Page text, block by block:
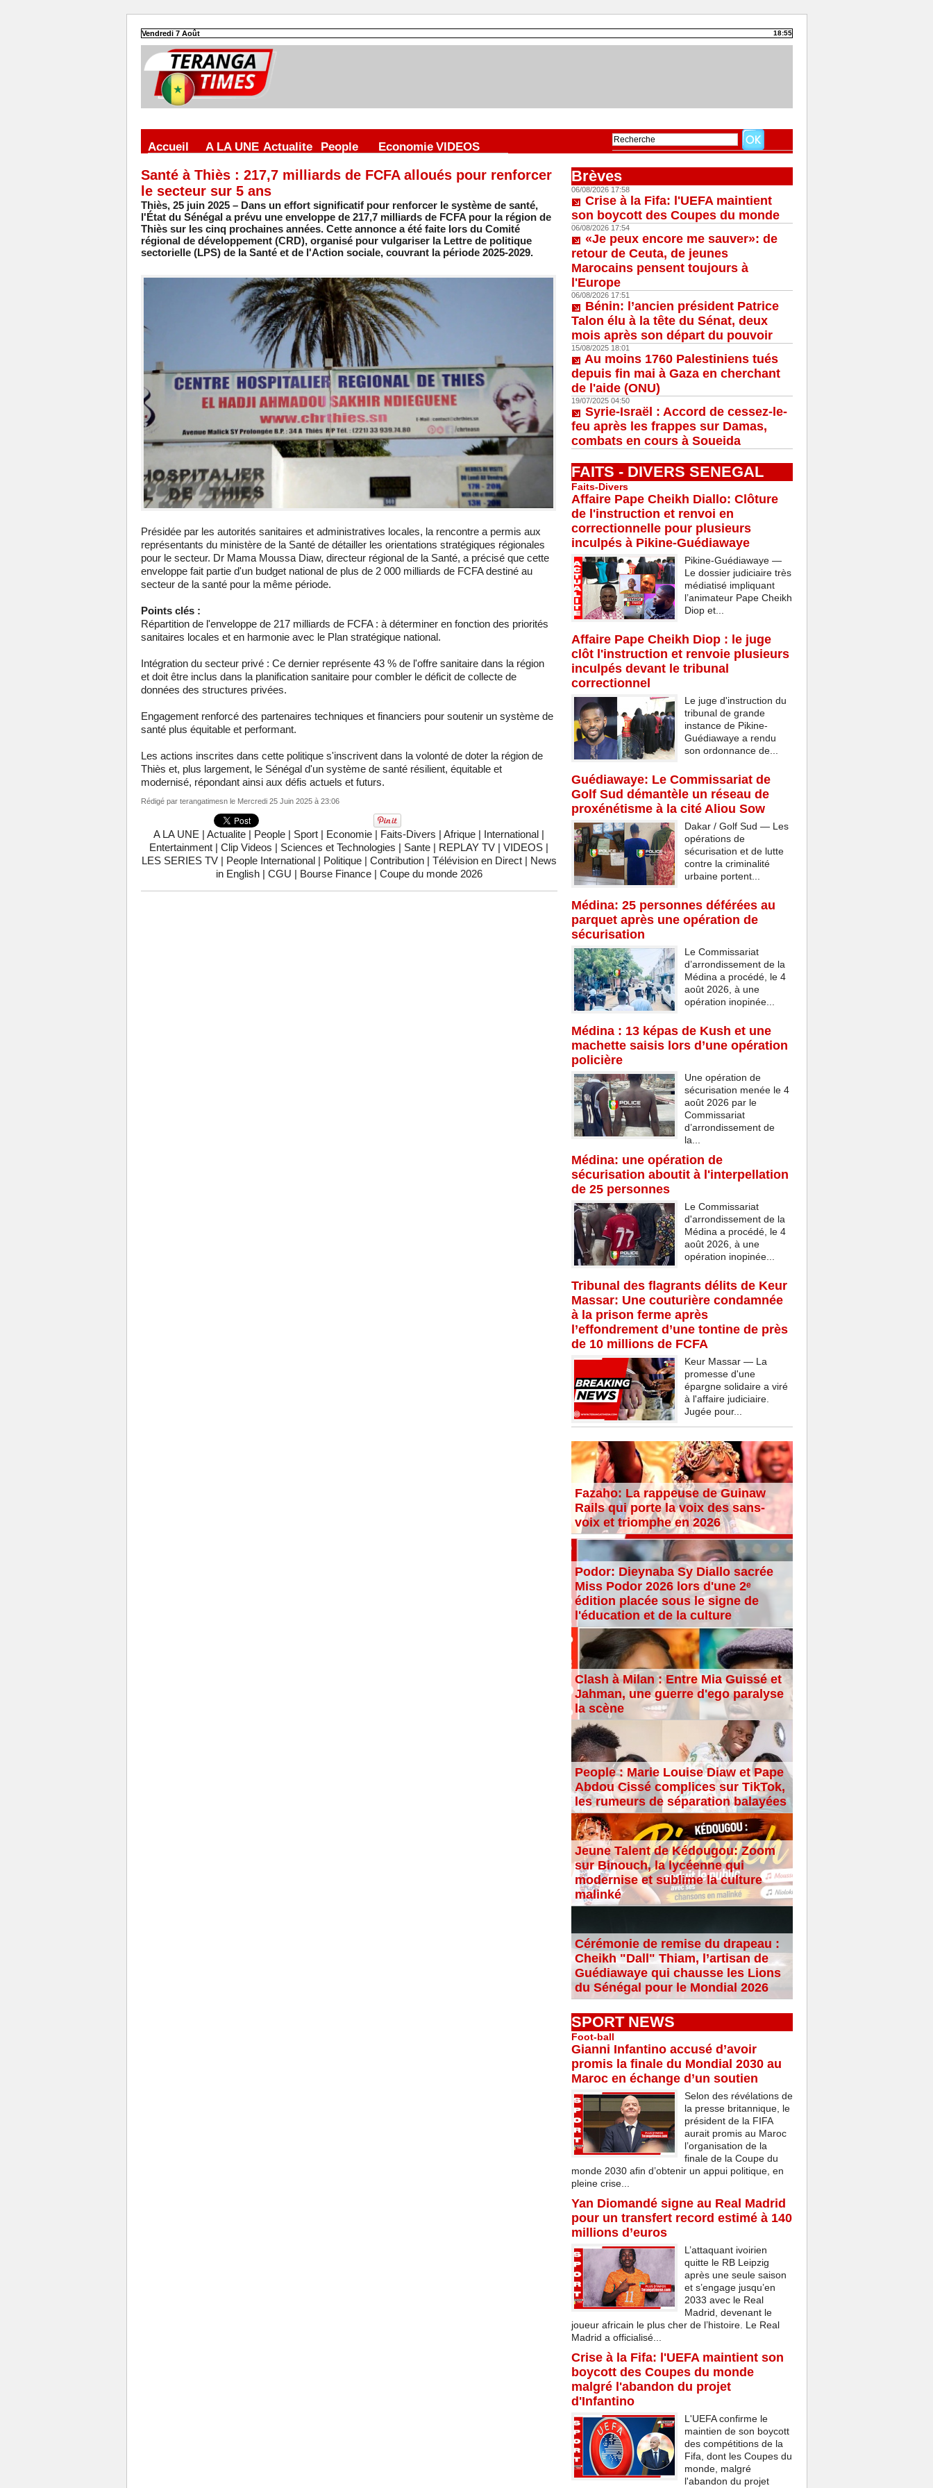
Vendredi 7 Août 18:55
Accueil A LA UNE Actualite People Economie VIDEOS
Santé à Thiès : 217,7 milliards de FCFA alloués pour renforcer
le secteur sur 5 ans
Thiès, 25 juin 2025 – Dans un effort significatif pour renforcer le système de santé,
l'État du Sénégal a prévu une enveloppe de 217,7 milliards de FCFA pour la région de
Thiès sur les cinq prochaines années. Cette annonce a été faite lors du Comité
régional de développement (CRD), organisé pour vulgariser la Lettre de politique
sectorielle (LPS) de la Santé et de l'Action sociale, couvrant la période 2025-2029.
Présidée par les autorités sanitaires et administratives locales, la rencontre a permis aux
représentants du ministère de la Santé de détailler les orientations stratégiques régionales
pour le secteur. Dr Mama Moussa Diaw, directeur régional de la Santé, a précisé que cette
enveloppe fait partie d'un budget national de plus de 2 000 milliards de FCFA destiné au
secteur de la santé pour la même période.
Points clés :
Répartition de l'enveloppe de 217 milliards de FCFA : à déterminer en fonction des priorités
sanitaires locales et en harmonie avec le Plan stratégique national.
Intégration du secteur privé : Ce dernier représente 43 % de l'offre sanitaire dans la région
et doit être inclus dans la planification sanitaire pour combler le déficit de collecte de
données des structures privées.
Engagement renforcé des partenaires techniques et financiers pour soutenir un système de
santé plus équitable et performant.
Les actions inscrites dans cette politique s'inscrivent dans la volonté de doter la région de
Thiès et, plus largement, le Sénégal d'un système de santé résilient, équitable et
modernisé, répondant ainsi aux défis actuels et futurs.
Rédigé par terangatimesnle Mercredi 25 Juin 2025 à 23:06
A LA UNE | Actualite | People | Sport | Economie | Faits-Divers | Afrique | International |
Entertainment | Clip Videos | Sciences et Technologies | Sante | REPLAY TV | VIDEOS |
LES SERIES TV | People International | Politique | Contribution | Télévision en Direct | News
in English | CGU | Bourse Finance | Coupe du monde 2026
Brèves
06/08/2026 17:58
Crise à la Fifa: l'UEFA maintient
son boycott des Coupes du monde
06/08/2026 17:54
«Je peux encore me sauver»: de
retour de Ceuta, de jeunes
Marocains pensent toujours à
l'Europe
06/08/2026 17:51
Bénin: l’ancien président Patrice
Talon élu à la tête du Sénat, deux
mois après son départ du pouvoir
15/08/2025 18:01
Au moins 1760 Palestiniens tués
depuis fin mai à Gaza en cherchant
de l'aide (ONU)
19/07/2025 04:50
Syrie-Israël : Accord de cessez-le-
feu après les frappes sur Damas,
combats en cours à Soueida
FAITS - DIVERS SENEGAL
Faits-Divers
Affaire Pape Cheikh Diallo: Clôture
de l'instruction et renvoi en
correctionnelle pour plusieurs
inculpés à Pikine-Guédiawaye
Pikine-Guédiawaye —
Le dossier judiciaire très
médiatisé impliquant
l’animateur Pape Cheikh
Diop et...
Affaire Pape Cheikh Diop : le juge
clôt l'instruction et renvoie plusieurs
inculpés devant le tribunal
correctionnel
Le juge d'instruction du
tribunal de grande
instance de Pikine-
Guédiawaye a rendu
son ordonnance de...
Guédiawaye: Le Commissariat de
Golf Sud démantèle un réseau de
proxénétisme à la cité Aliou Sow
Dakar / Golf Sud — Les
opérations de
sécurisation et de lutte
contre la criminalité
urbaine portent...
Médina: 25 personnes déférées au
parquet après une opération de
sécurisation
Le Commissariat
d’arrondissement de la
Médina a procédé, le 4
août 2026, à une
opération inopinée...
Médina : 13 képas de Kush et une
machette saisis lors d’une opération
policière
Une opération de
sécurisation menée le 4
août 2026 par le
Commissariat
d’arrondissement de
la...
Médina: une opération de
sécurisation aboutit à l'interpellation
de 25 personnes
Le Commissariat
d'arrondissement de la
Médina a procédé, le 4
août 2026, à une
opération inopinée...
Tribunal des flagrants délits de Keur
Massar: Une couturière condamnée
à la prison ferme après
l’effondrement d’une tontine de près
de 10 millions de FCFA
Keur Massar — La
promesse d'une
épargne solidaire a viré
à l'affaire judiciaire.
Jugée pour...
Fazaho: La rappeuse de Guinaw
Rails qui porte la voix des sans-
voix et triomphe en 2026
Podor: Dieynaba Sy Diallo sacrée
Miss Podor 2026 lors d'une 2ᵉ
édition placée sous le signe de
l'éducation et de la culture
Clash à Milan : Entre Mia Guissé et
Jahman, une guerre d'ego paralyse
la scène
People : Marie Louise Diaw et Pape
Abdou Cissé complices sur TikTok,
les rumeurs de séparation balayées
Jeune Talent de Kédougou: Zoom
sur Binouch, la lycéenne qui
modernise et sublime la culture
malinké
Cérémonie de remise du drapeau :
Cheikh "Dall" Thiam, l’artisan de
Guédiawaye qui chausse les Lions
du Sénégal pour le Mondial 2026
SPORT NEWS
Foot-ball
Gianni Infantino accusé d’avoir
promis la finale du Mondial 2030 au
Maroc en échange d’un soutien
Selon des révélations de
la presse britannique, le
président de la FIFA
aurait promis au Maroc
l’organisation de la
finale de la Coupe du
monde 2030 afin d’obtenir un appui politique, en
pleine crise...
Yan Diomandé signe au Real Madrid
pour un transfert record estimé à 140
millions d’euros
L’attaquant ivoirien
quitte le RB Leipzig
après une seule saison
et s’engage jusqu’en
2033 avec le Real
Madrid, devenant le
joueur africain le plus cher de l’histoire. Le Real
Madrid a officialisé...
Crise à la Fifa: l'UEFA maintient son
boycott des Coupes du monde
malgré l'abandon du projet
d'Infantino
L'UEFA confirme le
maintien de son boycott
des compétitions de la
Fifa, dont les Coupes du
monde, malgré
l'abandon du projet